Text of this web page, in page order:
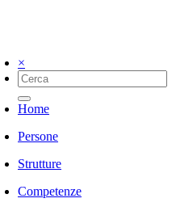
×
Home
Persone
Strutture
Competenze